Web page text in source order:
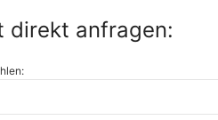
direkt anfragen: